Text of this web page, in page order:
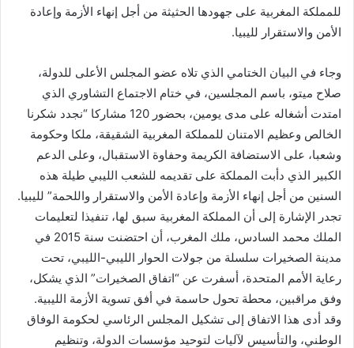
للمملكة المغربية على جهودها الحثيثة من أجل إنهاء الأزمة وإعادة
الأمن والاستقرار لليبيا.
وجاء في البيان الختامي الذي تلاه عضو المجلس الأعلى للدولة،
صلاح ميتو، باسم المجلسين، في ختام الاجتماع التشاوري الذي
امتدت أشغاله على مدى يومين، بحضور 120 مشاركا “نجدد شكرنا
الخالص وعظيم الامتنان للمملكة المغربية الشقيقة، ملكا وحكومة
وشعبا، على الاستضافة الكريمة وحفاوة الاستقبال، وعلى الدعم
الكبير الذي دأبت المملكة على تقديمه للشعب الليبي طيلة هذه
السنين من أجل إنهاء الأزمة وإعادة الأمن والاستقرار واللحمة” لليبيا.
تجدر الإشارة إلى أن المملكة المغربية سبق لها، تنفيذا لتعليمات
الملك محمد السادس، ملك المغرب، أن احتضنت سنة 2015 في
مدينة الصخيرات سلسلة من جولات الحوار الليبي-الليبي، تحت
رعاية الأمم المتحدة، أسفرت عن “اتفاق الصخيرات” الذي يشكل،
وفق مراقبين، محطة تحول حاسمة في أفق تسوية الأزمة الليبية.
وقد أدى هذا الاتفاق إلى تشكيل المجلس الرئاسي لحكومة الوفاق
الوطني، والتأسيس لآليات لتوحيد مؤسسات الدولة، وتنظيم